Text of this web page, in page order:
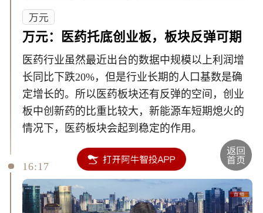
万元
万元：医药托底创业板，板块反弹可期
医药行业虽然最近出台的数据中规模以上利润增
长同比下跌20%，但是行业长期的人口基数是确
定增长的。所以医药板块还有反弹的空间，创业
板中创新药的比重比较大，新能源车短期熄火的
情况下，医药板块会起到稳定的作用。
16:17